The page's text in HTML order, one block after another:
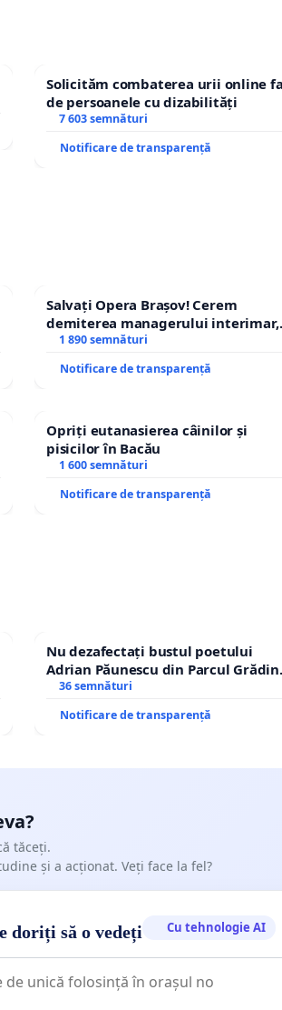
Solicităm combaterea urii online
de persoanele cu dizabilități
7 603 semnături
Notificare de transparență
Salvați Opera Brașov! Cerem
demiterea managerului interimar,
Petrean Lucian-Marius!
1 890 semnături
Notificare de transparență
Opriți eutanasierea câinilor și
pisicilor în Bacău
1 600 semnături
Notificare de transparență
Nu dezafectați bustul poetului
Adrian Păunescu din Parcul
Icoanei! Stop cenzurii culturale!
36 semnături
Notificare de transparență
tăceți.
și a acționat. Veți face la fel?
doriți să o vedeți Cu tehnologie AI